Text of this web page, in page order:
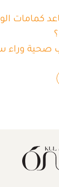
كمامات